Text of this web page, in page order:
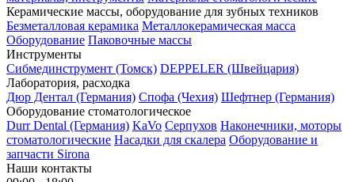
Керамические массы, оборудование для зубных техников
Безметалловая керамика Металлокерамическая масса
Оборудование Паковочные массы
Инструменты
Cибмединструмент (Томск) DEPPELER (Швейцария)
Лаборатория, расходка
Дюр Дентал (Германия) Спофа (Чехия) Шефтнер (Германия)
Оборудование стоматологическое
Durr Dental (Германия) KaVo Серпухов Наконечники, моторы
стоматологические Насадки для скалера Оборудование и
запчасти Sirona
Наши контакты